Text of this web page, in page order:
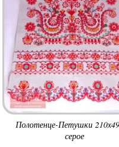
Полотенце-Петушки
серое